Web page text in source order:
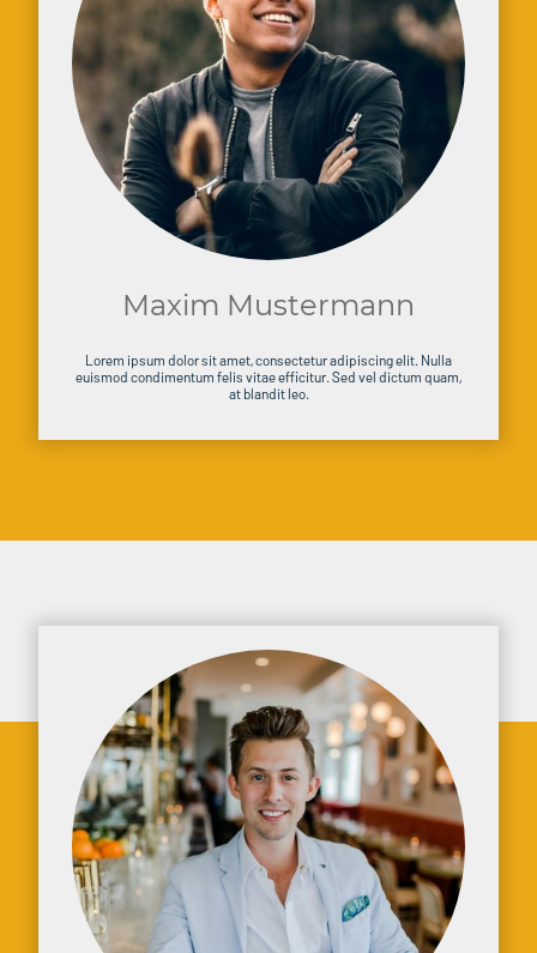
Maxim Mustermann
Lorem ipsum dolor sit amet, consectetur adipiscing elit. Nulla
euismod condimentum felis vitae efficitur. Sed vel dictum quam,
at blandit leo.